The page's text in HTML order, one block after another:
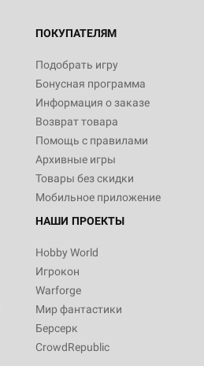
ПОКУПАТЕЛЯМ
Подобрать игру
Бонусная программа
Информация о заказе
Возврат товара
Помощь с правилами
Архивные игры
Товары без скидки
Мобильное приложение
НАШИ ПРОЕКТЫ
Hobby World
Игрокон
Warforge
Мир фантастики
Берсерк
CrowdRepublic